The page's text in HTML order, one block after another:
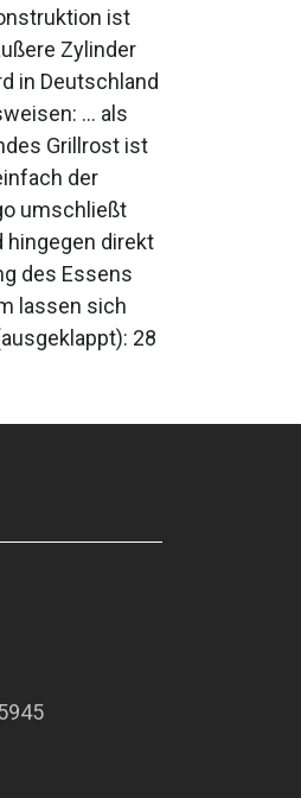
ist
Zylinder
in Deutschland
… als
Grillrost ist
der
umschließt
hingegen direkt
des Essens
lassen sich
28